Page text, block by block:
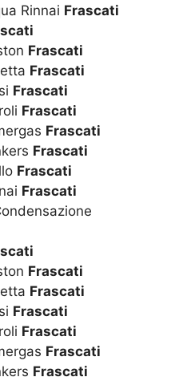
Rinnai Frascati
Frascati
Frascati
Frascati
Frascati
Frascati
Frascati
Frascati
Frascati
Frascati
Frascati
Frascati
Frascati
Frascati
Frascati